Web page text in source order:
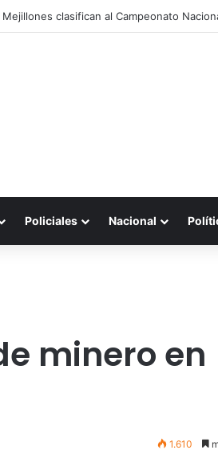
clasifican al Campeonato
Policiales Nacional
minero en
1.610